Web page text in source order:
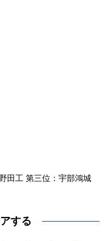
田工 第三位：宇部鴻城
する